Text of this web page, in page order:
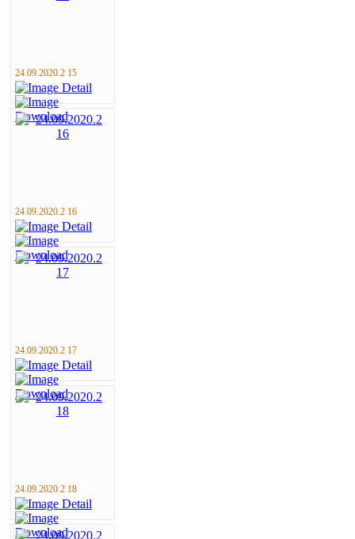
24.09.2020.2 15
24.09.2020.2 16
24.09.2020.2 17
24.09.2020.2 18